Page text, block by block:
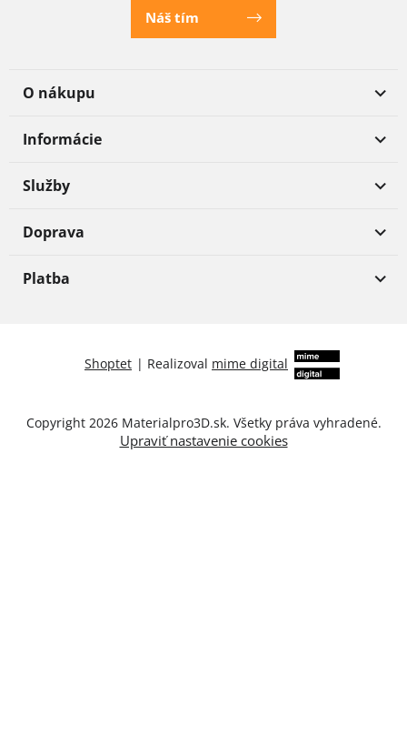
Náš tím
O nákupu
Informácie
Služby
Doprava
Platba
Shoptet | Realizoval mime digital
Copyright 2026 Materialpro3D.sk. Všetky práva vyhradené.
Upraviť nastavenie cookies